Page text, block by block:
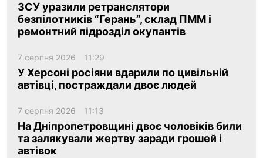
ЗСУ уразили ретранслятори
безпілотників “Герань”, склад ПММ і
ремонтний підрозділ окупантів
7 серпня 2026 11:29
У Херсоні росіяни вдарили по цивільній
автівці, постраждали двоє людей
7 серпня 2026 11:13
На Дніпропетровщині двоє чоловіків били
та залякували жертву заради грошей і
автівок